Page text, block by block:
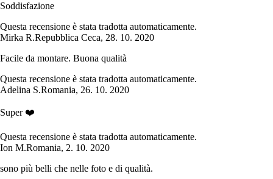
Soddisfazione
Questa recensione è stata tradotta automaticamente.
Mirka R.Repubblica Ceca, 28. 10. 2020
Facile da montare. Buona qualità
Questa recensione è stata tradotta automaticamente.
Adelina S.Romania, 26. 10. 2020
Super ❤️
Questa recensione è stata tradotta automaticamente.
Ion M.Romania, 2. 10. 2020
sono più belli che nelle foto e di qualità.